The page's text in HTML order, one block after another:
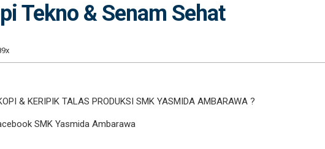
Tekno & Senam Sehat
& KERIPIK TALAS PRODUKSI SMK YASMIDA AMBARAWA ?
SMK Yasmida Ambarawa